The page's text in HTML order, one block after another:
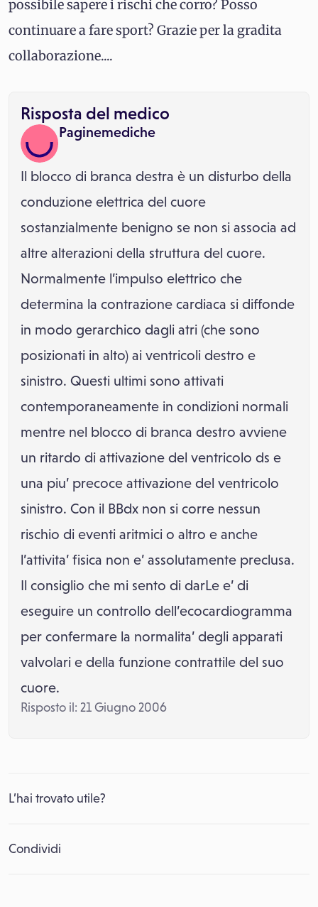
possibile sapere i rischi che corro? Posso
continuare a fare sport? Grazie per la gradita
collaborazione....
Risposta del medico
Paginemediche
Il blocco di branca destra è un disturbo della
conduzione elettrica del cuore
sostanzialmente benigno se non si associa ad
altre alterazioni della struttura del cuore.
Normalmente l’impulso elettrico che
determina la contrazione cardiaca si diffonde
in modo gerarchico dagli atri (che sono
posizionati in alto) ai ventricoli destro e
sinistro. Questi ultimi sono attivati
contemporaneamente in condizioni normali
mentre nel blocco di branca destro avviene
un ritardo di attivazione del ventricolo ds e
una piu’ precoce attivazione del ventricolo
sinistro. Con il BBdx non si corre nessun
rischio di eventi aritmici o altro e anche
l’attivita’ fisica non e’ assolutamente preclusa.
Il consiglio che mi sento di darLe e’ di
eseguire un controllo dell’ecocardiogramma
per confermare la normalita’ degli apparati
valvolari e della funzione contrattile del suo
cuore.
Risposto il: 21 Giugno 2006
L’hai trovato utile?
Condividi